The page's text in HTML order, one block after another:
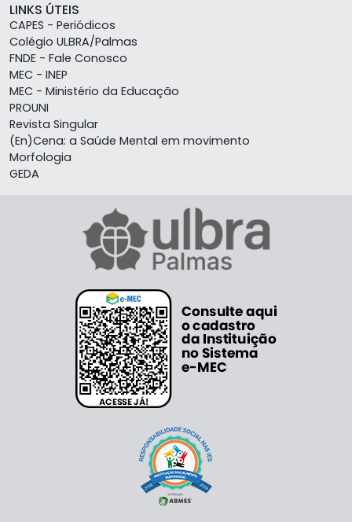
LINKS ÚTEIS
CAPES - Periódicos
Colégio ULBRA/Palmas
FNDE - Fale Conosco
MEC - INEP
MEC - Ministério da Educação
PROUNI
Revista Singular
(En)Cena: a Saúde Mental em movimento
Morfologia
GEDA